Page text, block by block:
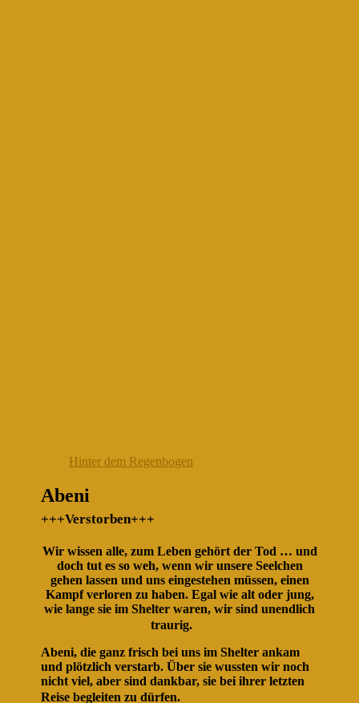
Hinter dem Regenbogen
Abeni
+++Verstorben+++
Wir wissen alle, zum Leben gehört der Tod … und
doch tut es so weh, wenn wir unsere Seelchen
gehen lassen und uns eingestehen müssen, einen
Kampf verloren zu haben. Egal wie alt oder jung,
wie lange sie im Shelter waren, wir sind unendlich
traurig.
Abeni, die ganz frisch bei uns im Shelter ankam
und plötzlich verstarb. Über sie wussten wir noch
nicht viel, aber sind dankbar, sie bei ihrer letzten
Reise begleiten zu dürfen.